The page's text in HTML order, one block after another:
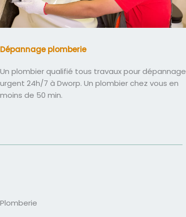
Dépannage plomberie
Un plombier qualifié tous travaux pour dépannage
urgent 24h/7 à Dworp. Un plombier chez vous en
moins de 50 min.
Plomberie